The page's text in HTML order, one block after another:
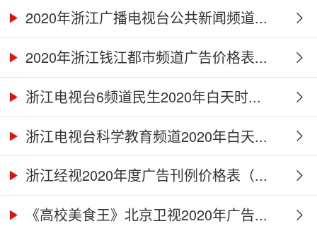
2020年浙江广播电视台公共新闻频道...
2020年浙江钱江都市频道广告价格表...
浙江电视台6频道民生2020年白天时...
浙江电视台科学教育频道2020年白天...
浙江经视2020年度广告刊例价格表（...
《高校美食王》北京卫视2020年广告...